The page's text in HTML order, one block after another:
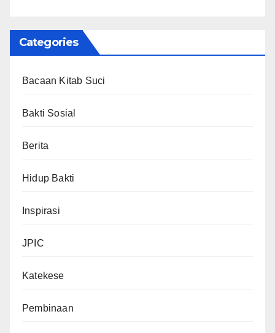
Categories
Bacaan Kitab Suci
Bakti Sosial
Berita
Hidup Bakti
Inspirasi
JPIC
Katekese
Pembinaan